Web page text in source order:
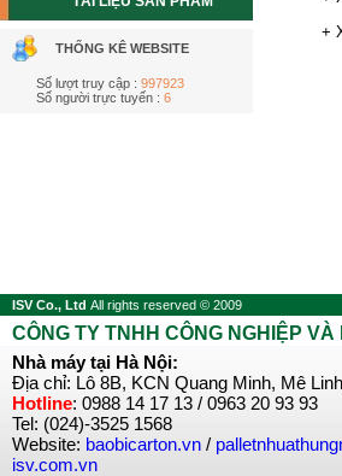
THỐNG KÊ WEBSITE
Số lượt truy cập : 997923
Số người trực tuyến : 6
+
ISV Co., Ltd All rights reserved © 2009
CÔNG TY TNHH CÔNG NGHIỆP VÀ
Nhà máy tại Hà Nội:
Địa chỉ: Lô 8B, KCN Quang Minh, Mê
Hotline: 0988 14 17 13 / 0963 20 93
Tel: (024)-3525 1568
Website: baobicarton.vn /
isv.com.vn